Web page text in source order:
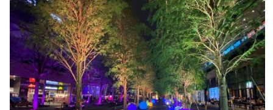
臺
北
通
情
系